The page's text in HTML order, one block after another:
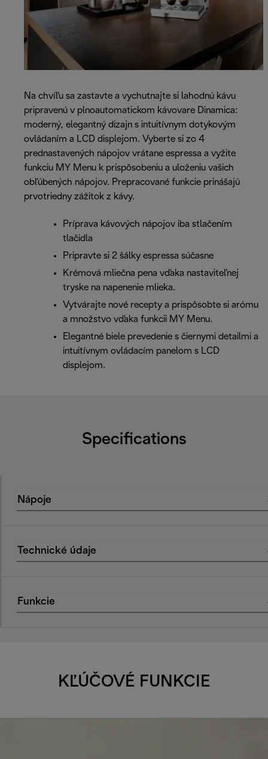
Na chvíľu sa zastavte a vychutnajte si lahodnú kávu
pripravenú v plnoautomatickom kávovare Dinamica:
moderný, elegantný dizajn s intuitívnym dotykovým
ovládaním a LCD displejom. Vyberte si zo 4
prednastavených nápojov vrátane espressa a vyžite
funkciu MY Menu k prispôsobeniu a uloženiu vašich
obľúbených nápojov. Prepracované funkcie prinášajú
prvotriedny zážitok z kávy.
Príprava kávových nápojov iba stlačením
tlačidla
Pripravte si 2 šálky espressa súčasne
Krémová mliečna pena vďaka nastaviteľnej
tryske na napenenie mlieka.
Vytvárajte nové recepty a prispôsobte si arómu
a množstvo vďaka funkcii MY Menu.
Elegantné biele prevedenie s čiernymi detailmi a
intuitívnym ovládacím panelom s LCD
displejom.
Specifications
Nápoje
Technické údaje
Funkcie
KĽÚČOVÉ FUNKCIE